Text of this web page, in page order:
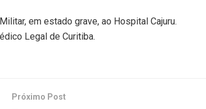
em estado grave, ao Hospital Cajuru.
Legal de Curitiba.
Próximo Post